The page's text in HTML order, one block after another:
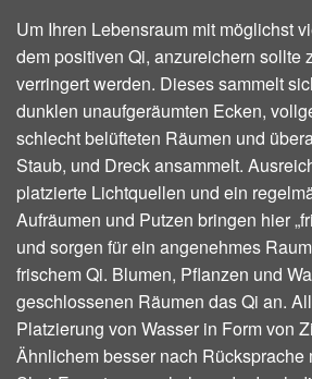
Um Ihren Lebensraum mit möglichst
dem positiven Qi, anzureichern sollte
verringert werden. Dieses sammelt
dunklen unaufgeräumten Ecken,
schlecht belüfteten Räumen und
Staub, und Dreck ansammelt.
platzierte Lichtquellen und ein
Aufräumen und Putzen bringen hier
und sorgen für ein angenehmes
frischem Qi. Blumen, Pflanzen und
geschlossenen Räumen das Qi an.
Platzierung von Wasser in Form von
Ähnlichem besser nach Rücksprache